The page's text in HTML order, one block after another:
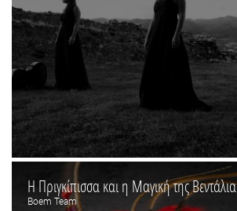
Η Πριγκίπισσα και η Μαγική της Βεντάλια
Boem Team